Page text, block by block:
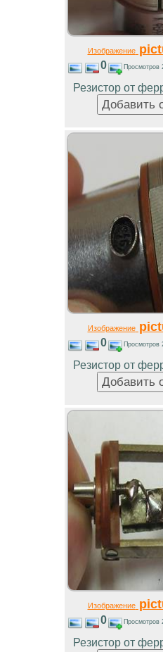
Изображение
0 Просмотров
Резистор от
Изображение
0 Просмотров
Резистор от
Изображение
0 Просмотров
Резистор от